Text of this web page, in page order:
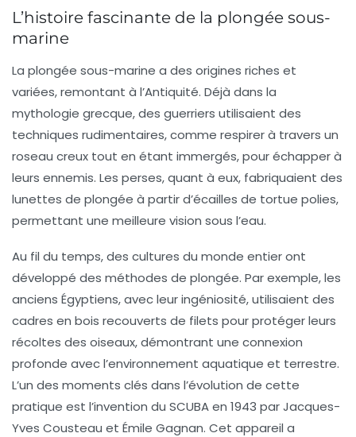
L’histoire fascinante de la plongée sous-
marine
La plongée sous-marine a des origines riches et
variées, remontant à l’Antiquité. Déjà dans la
mythologie grecque, des guerriers utilisaient des
techniques rudimentaires, comme respirer à travers un
roseau creux tout en étant immergés, pour échapper à
leurs ennemis. Les perses, quant à eux, fabriquaient des
lunettes de plongée à partir d’écailles de tortue polies,
permettant une meilleure vision sous l’eau.
Au fil du temps, des cultures du monde entier ont
développé des méthodes de plongée. Par exemple, les
anciens Égyptiens, avec leur ingéniosité, utilisaient des
cadres en bois recouverts de filets pour protéger leurs
récoltes des oiseaux, démontrant une connexion
profonde avec l’environnement aquatique et terrestre.
L’un des moments clés dans l’évolution de cette
pratique est l’invention du SCUBAen 1943 par Jacques-
Yves Cousteau et Émile Gagnan. Cet appareil a